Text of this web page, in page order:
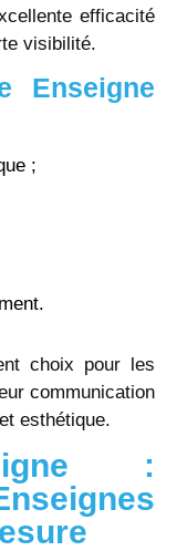
efficacité
visibilité.
Enseigne
;
choix pour les
communication
esthétique.
: